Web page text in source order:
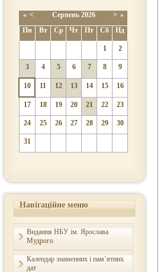
« < Серпень2026 > »
Пн
Вт Ср Чт Пт Сб Нд
1 2
3 4 5 6 7 8 9
10 11 12 13 14 15 16
17 18 19 20 21 22 23
24 25 26 27 28 29 30
31
Навігаційне меню
Видання НБУ ім. Ярослава
Мудрого
Календар знаменних і пам’ятних
дат